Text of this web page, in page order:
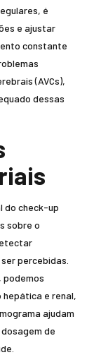
é
e ajustar
constante
(AVCs),
dessas
do check-up
sobre o
percebidas.
podemos
e renal,
ajudam
de